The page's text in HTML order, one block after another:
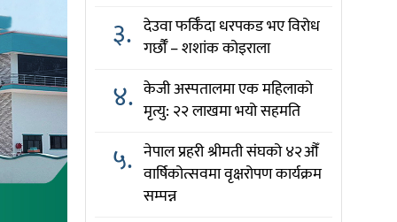
३. देउवा फर्किँदा धरपकड भए विरोध
गर्छौँं – शशांक कोइराला
४. केजी अस्पतालमा एक महिलाको
मृत्यु: २२ लाखमा भयो सहमति
५. नेपाल प्रहरी श्रीमती संघको ४२औँ
वार्षिकोत्सवमा वृक्षरोपण कार्यक्रम
सम्पन्न